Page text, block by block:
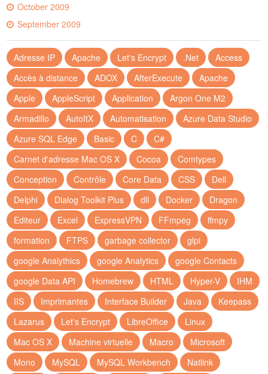
October 2009
September 2009
Adresse IP Apache Let's Encrypt .Net
Access
Accès à distance
ADOX AfterExecute
Apache
Apple
AppleScript Application
Argon One M2
Armadillo
AutoItX Automatisation
Azure Data Studio
Azure SQL Edge
Basic C
C#
Carnet d'adresse Mac OS X
Cocoa
Comtypes
Conception
Contrôle Core Data CSS
Dell
Delphi
Dialog Toolkit Plus dll Docker
Dragon
Editeur
Excel ExpressVPN FFmpeg
ffmpy
formation
FTPS garbage collector
glpi
google Analythics
google Analytics
google Contacts
google Data API
Homebrew HTML Hyper-V
IHM
IIS
Imprimantes Interface Builder Java
Keepass
Lazarus
Let's Encrypt LibreOffice
Linux
Mac OS X
Machine virtuelle Macro
Microsoft
Mono
MySQL MySQL Workbench
Natlink